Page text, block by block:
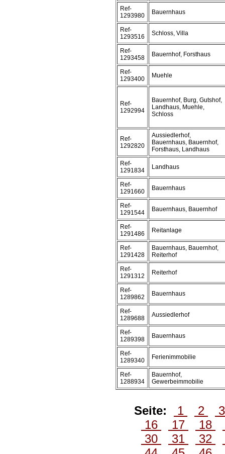
Ref-
1293980
Bauernhaus
Ref-
1293516
Schloss, Villa
Ref-
1293458
Bauernhof, Forsthaus
Ref-
1293400
Muehle
Ref-
1292994
Bauernhof, Burg, Gutshof,
Landhaus, Muehle,
Schloss
Ref-
1292820
Aussiedlerhof,
Bauernhaus, Bauernhof,
Forsthaus, Landhaus
Ref-
1291834
Landhaus
Ref-
1291660
Bauernhaus
Ref-
1291544
Bauernhaus, Bauernhof
Ref-
1291486
Reitanlage
Ref-
1291428
Bauernhaus, Bauernhof,
Reiterhof
Ref-
1291312
Reiterhof
Ref-
1289862
Bauernhaus
Ref-
1289688
Aussiedlerhof
Ref-
1289398
Bauernhaus
Ref-
1289340
Ferienimmobilie
Ref-
1288934
Bauernhof,
Gewerbeimmobilie
Seite: 1 2
16
17 18
30
31 32